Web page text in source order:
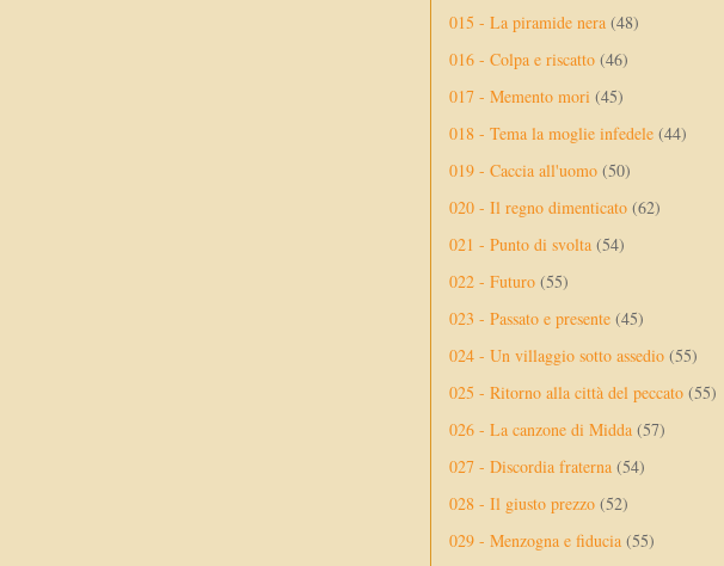
015 - La piramide nera (48)
016 - Colpa e riscatto (46)
017 - Memento mori (45)
018 - Tema la moglie infedele (44)
019 - Caccia all'uomo (50)
020 - Il regno dimenticato (62)
021 - Punto di svolta (54)
022 - Futuro (55)
023 - Passato e presente (45)
024 - Un villaggio sotto assedio (55)
025 - Ritorno alla città del peccato (55)
026 - La canzone di Midda (57)
027 - Discordia fraterna (54)
028 - Il giusto prezzo (52)
029 - Menzogna e fiducia (55)